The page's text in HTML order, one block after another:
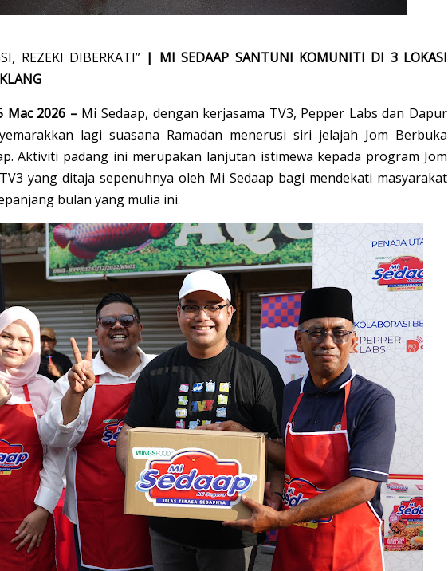
REZEKI DIBERKATI” | MI SEDAAP SANTUNI KOMUNITI DI 3 LOKASI
Mac 2026 –Mi Sedaap, dengan kerjasama TV3, Pepper Labs dan Dapur
lagi suasana Ramadan menerusi siri jelajah Jom Berbuka
Aktiviti padang ini merupakan lanjutan istimewa kepada program Jom
yang ditaja sepenuhnya oleh Mi Sedaap bagi mendekati masyarakat
bulan yang mulia ini.